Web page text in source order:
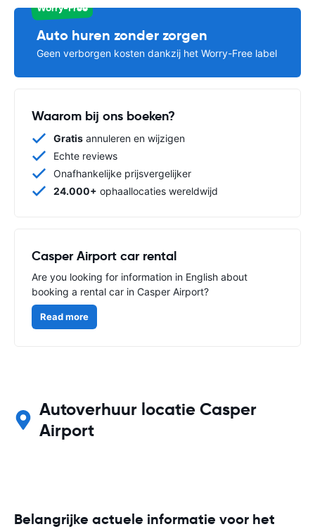
Worry-Free
Auto huren zonder zorgen
Geen verborgen kosten dankzij het Worry-Free label
Waarom bij ons boeken?
Gratis annuleren en wijzigen
Echte reviews
Onafhankelijke prijsvergelijker
24.000+ ophaallocaties wereldwijd
Casper Airport car rental
Are you looking for information in English about
booking a rental car in Casper Airport?
Read more
Autoverhuur locatie Casper
Airport
Belangrijke actuele informatie voor het